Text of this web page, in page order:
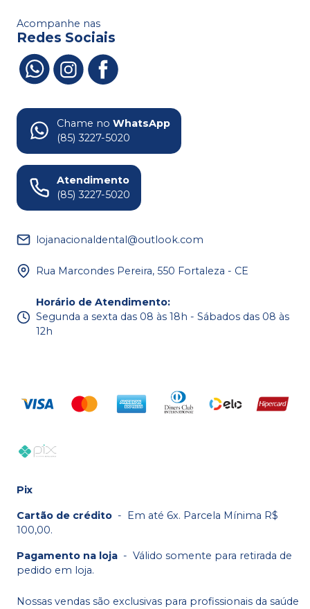
Acompanhe nas
Redes Sociais
Chame no WhatsApp
(85) 3227-5020
Atendimento
(85) 3227-5020
lojanacionaldental@outlook.com
Rua Marcondes Pereira, 550 Fortaleza - CE
Horário de Atendimento:
Segunda a sexta das 08 às 18h - Sábados das 08 às
12h
Pix
Cartão de crédito - Em até 6x. Parcela Mínima R$
100,00.
Pagamento na loja - Válido somente para retirada de
pedido em loja.
Nossas vendas são exclusivas para profissionais da saúde